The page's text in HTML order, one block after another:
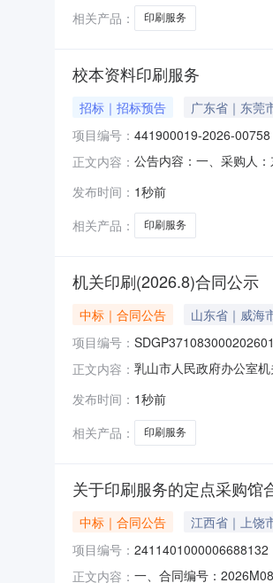
相关产品：
印刷服务
校本资料印刷服务
招标｜招标预告 广东省｜东莞
项目编号： 441900019-2026-00758
正文内容： 公告内容：一、采购人
刷服务,其他印刷服务,
0913:53:16发布人：东
发布时间： 1秒前
相关产品：
印刷服务
机关印刷(2026.8)合同公示
中标｜合同公告 山东省｜威海
项目编号：
正文内容： 乳山市人民政府办公室
刷所有限公司地址：乳
发布时间： 1秒前
相关产品：
印刷服务
关于印刷服务的定点采购馆
中标｜合同公告 江西省｜上饶
项目编号： 2411401000006688132
正文内容： 一、合同编号：